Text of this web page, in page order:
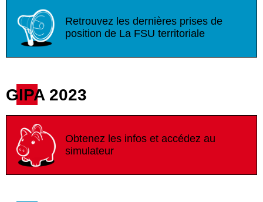
Retrouvez les dernières prises de
position de La FSU territoriale
GIPA 2023
Obtenez les infos et accédez au
simulateur